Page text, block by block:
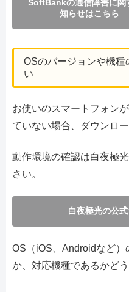
SoftBankの通信障害に関
知らせはこちら
OSのバージョンや機
い
お使いのスマートフォン
ていない場合、ダウンロ
動作環境の確認は白夜極
さい。
白夜極光の公
OS（iOS、Androidなど）
か、対応機種であるかど